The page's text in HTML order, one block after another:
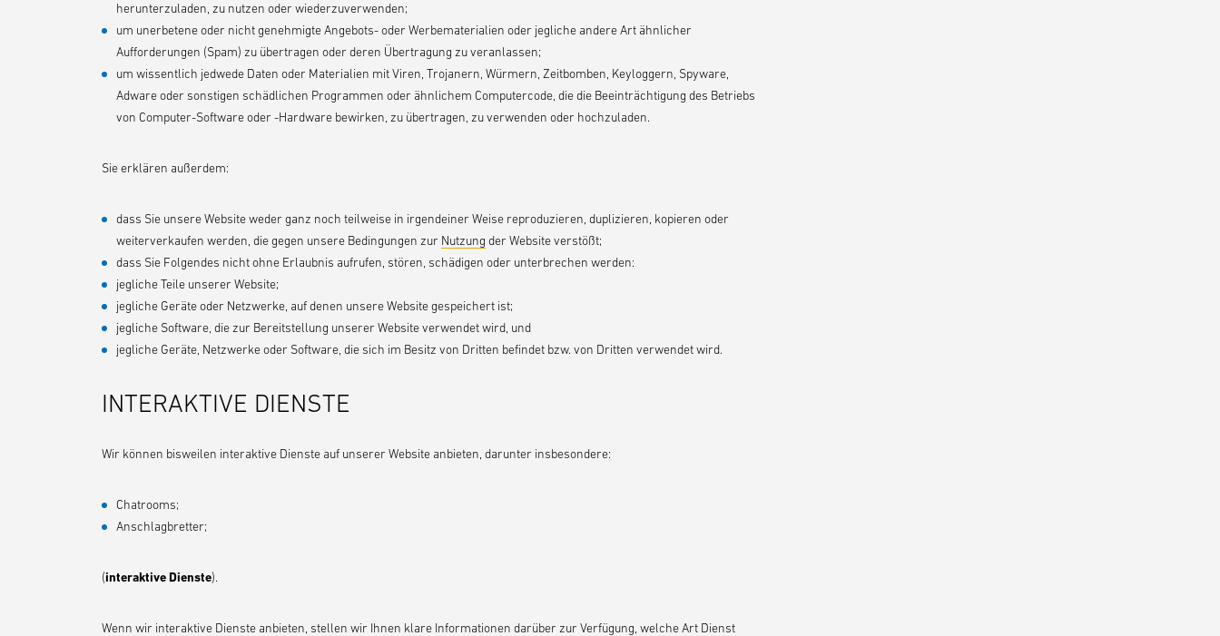
herunterzuladen, zu nutzen oder wiederzuverwenden;
um unerbetene oder nicht genehmigte Angebots- oder Werbematerialien oder jegliche andere Art ähnlicher
Aufforderungen (Spam) zu übertragen oder deren Übertragung zu veranlassen;
um wissentlich jedwede Daten oder Materialien mit Viren, Trojanern, Würmern, Zeitbomben, Keyloggern, Spyware,
Adware oder sonstigen schädlichen Programmen oder ähnlichem Computercode, die die Beeinträchtigung des Betriebs
von Computer-Software oder -Hardware bewirken, zu übertragen, zu verwenden oder hochzuladen.
Sie erklären außerdem:
dass Sie unsere Website weder ganz noch teilweise in irgendeiner Weise reproduzieren, duplizieren, kopieren oder
weiterverkaufen werden, die gegen unsere Bedingungen zur Nutzung der Website verstößt;
dass Sie Folgendes nicht ohne Erlaubnis aufrufen, stören, schädigen oder unterbrechen werden:
jegliche Teile unserer Website;
jegliche Geräte oder Netzwerke, auf denen unsere Website gespeichert ist;
jegliche Software, die zur Bereitstellung unserer Website verwendet wird, und
jegliche Geräte, Netzwerke oder Software, die sich im Besitz von Dritten befindet bzw. von Dritten verwendet wird.
INTERAKTIVE DIENSTE
Wir können bisweilen interaktive Dienste auf unserer Website anbieten, darunter insbesondere:
Chatrooms;
Anschlagbretter;
(interaktive Dienste).
Wenn wir interaktive Dienste anbieten, stellen wir Ihnen klare Informationen darüber zur Verfügung, welche Art Dienst